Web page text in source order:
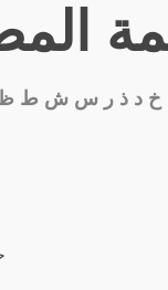
خ د ذ ر س ش ط